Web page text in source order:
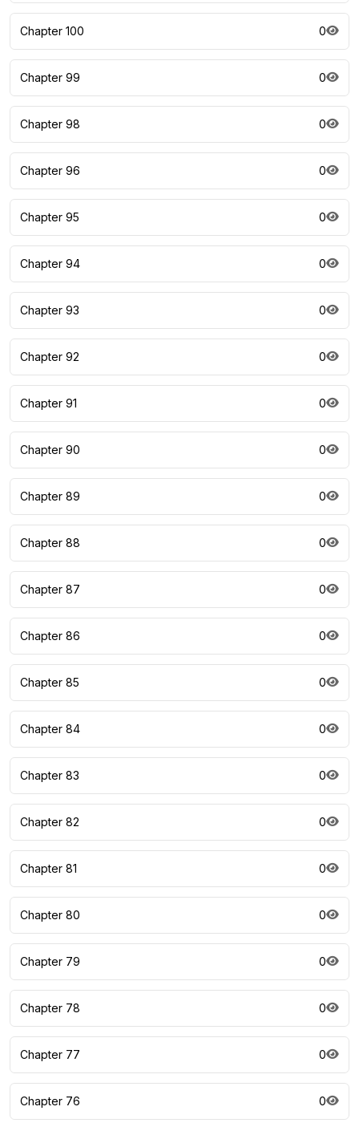
Chapter 100 0
Chapter 99 0
Chapter 98 0
Chapter 96 0
Chapter 95 0
Chapter 94 0
Chapter 93 0
Chapter 92 0
Chapter 91 0
Chapter 90 0
Chapter 89 0
Chapter 88 0
Chapter 87 0
Chapter 86 0
Chapter 85 0
Chapter 84 0
Chapter 83 0
Chapter 82 0
Chapter 81 0
Chapter 80 0
Chapter 79 0
Chapter 78 0
Chapter 77 0
Chapter 76 0